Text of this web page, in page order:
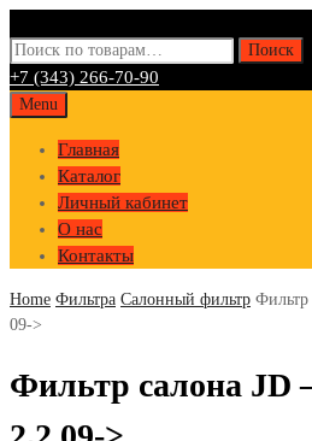
Искать: Поиск
+7 (343) 266-70-90
Skip
content
Menu
Главная
Каталог
Личный кабинет
О нас
Контакты
Home Фильтра Салонный фильтр
09->
Фильтр салона JD